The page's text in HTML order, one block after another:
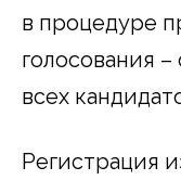
в процедуре
голосования
всех
Регистрация